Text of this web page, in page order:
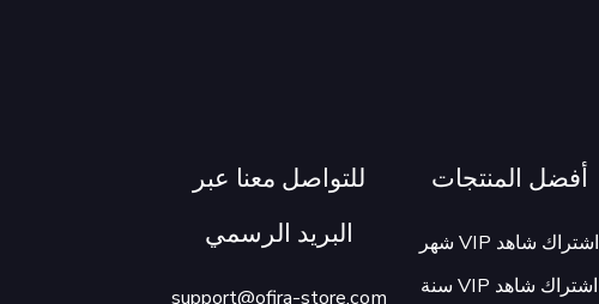
أفضل المنتجات
اشتراك شاهد VIP شهر
اشتراك شاهد VIP سنة
للتواصل معنا عبر
البريد الرسمي
support@ofira-store.com